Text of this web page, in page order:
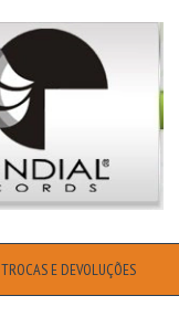
TROCAS E DEVOLUÇÕES